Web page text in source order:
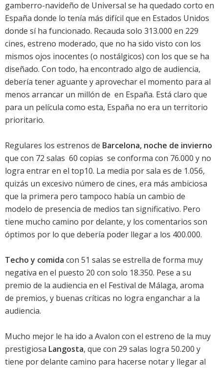
gamberro-navideño de Universal se ha quedado corto en
España donde lo tenía más difícil que en Estados Unidos 
donde sí ha funcionado. Recauda solo 313.000 en 229
cines, estreno moderado, que no ha sido visto con los
mismos ojos inocentes (o nostálgicos) con los que se ha
diseñado. Con todo, ha encontrado algo de audiencia,
debería tener aguante y aprovechar el momento para al
menos arrancar un millón de  en España. Está claro que
para un película como esta, España no era un territorio
prioritario.
Regulares los estrenos de Barcelona, noche de invierno
que con 72 salas  60 copias  se conforma con 76.000 y no
logra entrar en el top10. La media por sala es de 1.056,
quizás un excesivo número de cines, era más ambiciosa
que la primera pero tampoco había un cambio de
modelo de presencia de medios tan significativo. Pero
tiene mucho camino por delante, y los comentarios son
óptimos por lo que debería poder llegar a los 400.000.
Techo y comida con 51 salas se estrella de forma muy
negativa en el puesto 20 con solo 18.350. Pese a su
premio de la audiencia en el Festival de Málaga, aroma
de premios, y buenas críticas no logra enganchar a la
audiencia.
Mucho mejor le ha ido a Avalon con el estreno de la muy
prestigiosa Langosta, que con 29 salas logra 50.200 y
tiene por delante camino para hacerse notar y llegar al